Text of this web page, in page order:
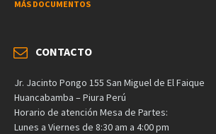
MÁS DOCUMENTOS
CONTACTO
Jr. Jacinto Pongo 155 San Miguel de El Faique
Huancabamba – Piura Perú
Horario de atención Mesa de Partes:
Lunes a Viernes de 8:30 am a 4:00 pm